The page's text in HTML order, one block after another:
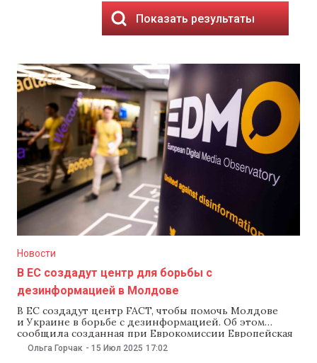
Показать результаты
Новости
В ЕС создадут центр для борьбы с
дезинформацией в Молдове
В ЕС создадут центр FACT, чтобы помочь Молдове
и Украине в борьбе с дезинформацией. Об этом
сообщила созданная при Еврокомиссии Европейская
обсерватория цифровых медиа (EDMO). Новый центр
борьбы с дезинформацией в Молдове и Украине
Ольга Горчак - 15 Июл 2025 17:02